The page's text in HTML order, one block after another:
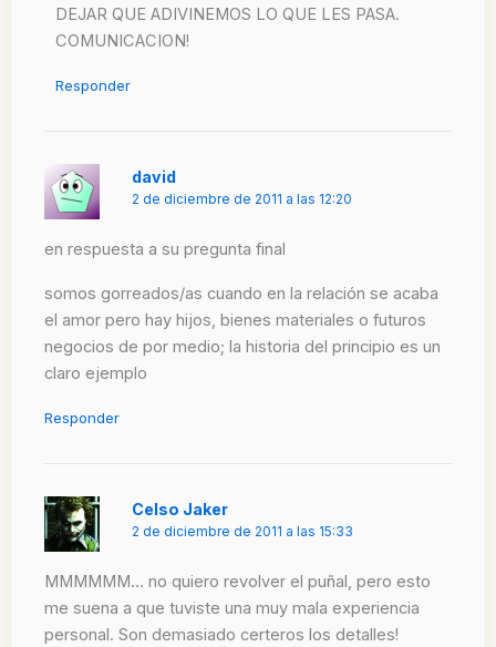
DEJAR QUE ADIVINEMOS LO QUE LES PASA.
COMUNICACION!
Responder
david
2 de diciembre de 2011 a las 12:20
en respuesta a su pregunta final
somos gorreados/as cuando en la relación se acaba
el amor pero hay hijos, bienes materiales o futuros
negocios de por medio; la historia del principio es un
claro ejemplo
Responder
Celso Jaker
2 de diciembre de 2011 a las 15:33
MMMMMM… no quiero revolver el puñal, pero esto
me suena a que tuviste una muy mala experiencia
personal. Son demasiado certeros los detalles!